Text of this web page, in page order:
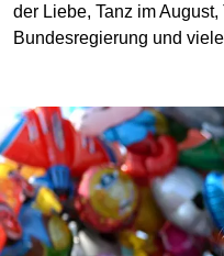
der Liebe, Tanz im
Bundesregierung und